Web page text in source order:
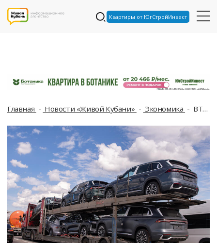
Квартиры от ЮгСтройИнвест
Главная Новости «Живой Кубани» Экономика ВТБ: объем выдач автокредитов на Кубани в июне превысил 760 млн рублей